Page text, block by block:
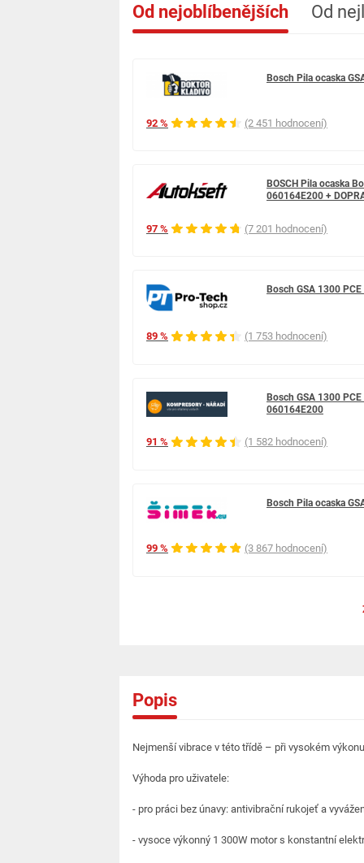
Od nejoblíbenějších Od
92 % (2 451 hodnocení)
Bosch Pila ocaska
97 % (7 201 hodnocení)
BOSCH Pila ocaska
060164E200 +
89 % (1 753 hodnocení)
Bosch GSA 1300
91 % (1 582 hodnocení)
Bosch GSA 1300
060164E200
99 % (3 867 hodnocení)
Bosch Pila ocaska
Popis
Nejmenší vibrace v této třídě – při vysokém
Výhoda pro uživatele:
- pro práci bez únavy: antivibrační rukojeť a
- vysoce výkonný 1 300W motor s konstantní